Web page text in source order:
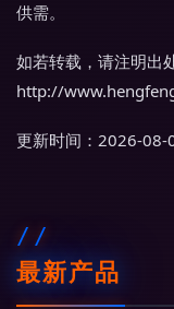
供需。
如若转载，请注明出
http://
更新时间：2026-08-
最新产品